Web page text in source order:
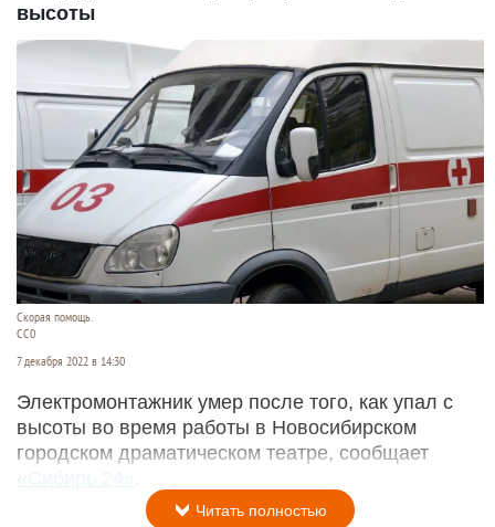
высоты
Скорая помощь.
СС0
7 декабря 2022 в 14:30
Электромонтажник умер после того, как упал с
высоты во время работы в Новосибирском
городском драматическом театре, сообщает
«Сибирь 24»
Читать полностью